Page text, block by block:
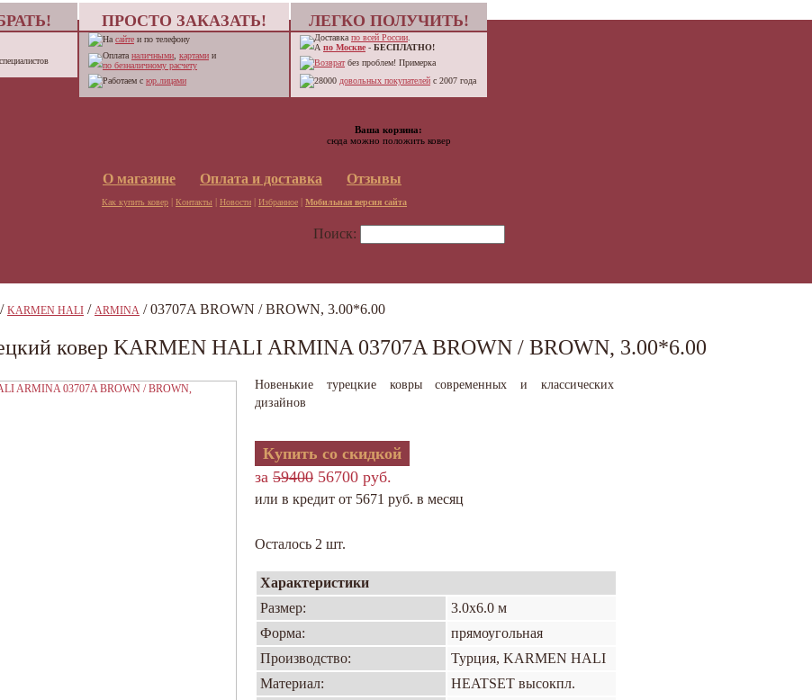
ПРОСТО ЗАКАЗАТЬ! ЛЕГКО ПОЛУЧИТЬ!
На сайте и по телефону
Оплата наличными картами и
по безналичному расчету
Работаем с юр.лицами
Доставка по всей России
А по Москве - БЕСПЛАТНО!
Возвратбез проблем! Примерка
28000 довольных покупателей с 2007 года
О магазине Оплата и доставка Отзывы
Как купить ковер | Контакты | Новости | Избранное | Мобильная версия сайта
Ваша корзина:
сюда можно положить ковер
Поиск:
/ KARMEN HALI / ARMINA / 03707A BROWN / BROWN, 3.00*6.00
ковер KARMEN HALI ARMINA 03707A BROWN / BROWN, 3.00*6.00
Новенькие турецкие ковры современных и классических
дизайнов
Купить со скидкой
за 59400 56700 руб.
или в кредит от 5671 руб. в месяц
Осталось 2 шт.
Характеристики
Размер:
3.0х6.0 м
Форма:
прямоугольная
Производство:
Турция, KARMEN HALI
Материал:
HEATSET высокпл.